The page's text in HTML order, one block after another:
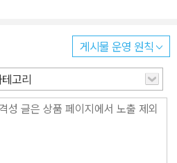
게시물 운영 원칙
테고리